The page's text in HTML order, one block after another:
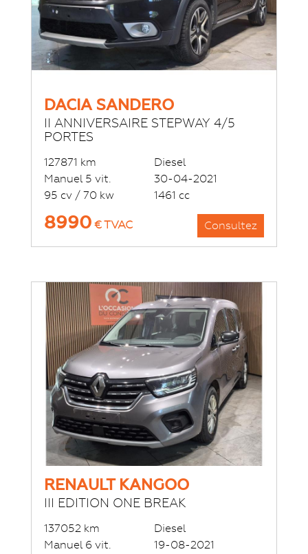
DACIA SANDERO
II ANNIVERSAIRE STEPWAY 4/5
PORTES
127871 km
Manuel 5 vit.
95 cv / 70 kw
Diesel
30-04-2021
1461 cc
Consultez
8990€ TVAC
RENAULT KANGOO
III EDITION ONE BREAK
137052 km
Manuel 6 vit.
Diesel
19-08-2021